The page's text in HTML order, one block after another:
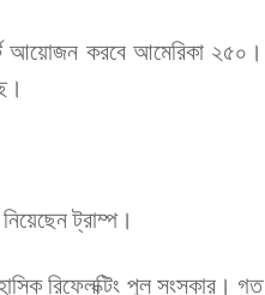
আয়োজন করবে আমেরিকা ২৫০।
ট্রাম্প।
রিফ্লেক্টিং পুল সংস্কার। গত